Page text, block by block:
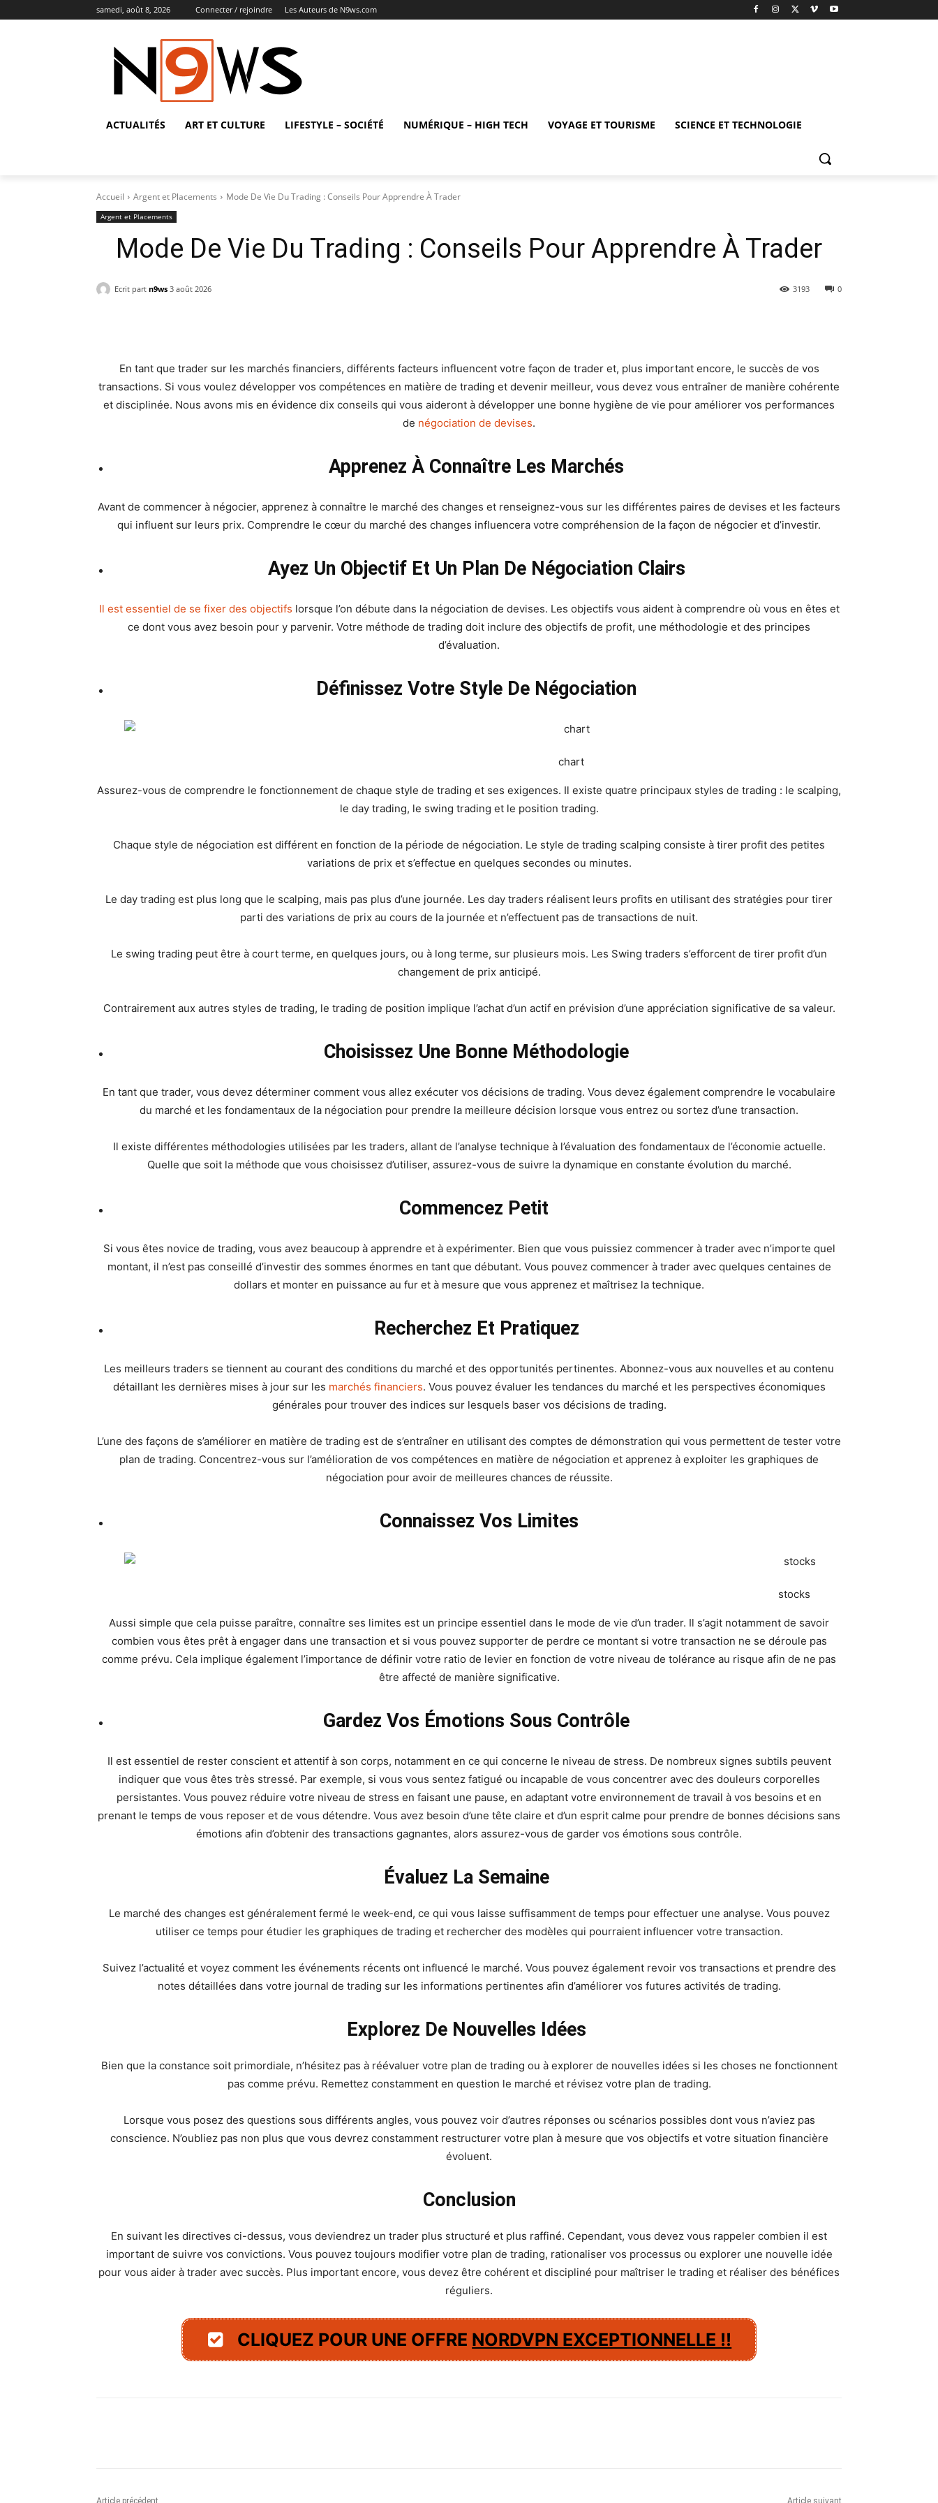
samedi, août 8, 2026 Connecter / rejoindre Les Auteurs de N9ws.com
ACTUALITÉS ART ET CULTURE LIFESTYLE – SOCIÉTÉ NUMÉRIQUE – HIGH TECH VOYAGE ET TOURISME SCIENCE ET TECHNOLOGIE
Accueil Argent et Placements Mode De Vie Du Trading : Conseils Pour Apprendre À Trader
Argent et Placements
Mode De Vie Du Trading : Conseils Pour Apprendre À Trader
Ecrit part n9ws 3 août 2026 0
3193
En tant que trader sur les marchés financiers, différents facteurs influencent votre façon de trader et, plus important encore, le succès de vos
transactions. Si vous voulez développer vos compétences en matière de trading et devenir meilleur, vous devez vous entraîner de manière cohérente
et disciplinée. Nous avons mis en évidence dix conseils qui vous aideront à développer une bonne hygiène de vie pour améliorer vos performances
de négociation de devises.
Apprenez À Connaître Les Marchés
Avant de commencer à négocier, apprenez à connaître le marché des changes et renseignez-vous sur les différentes paires de devises et les facteurs
qui influent sur leurs prix. Comprendre le cœur du marché des changes influencera votre compréhension de la façon de négocier et d’investir.
Ayez Un Objectif Et Un Plan De Négociation Clairs
Il est essentiel de se fixer des objectifs lorsque l’on débute dans la négociation de devises. Les objectifs vous aident à comprendre où vous en êtes et
ce dont vous avez besoin pour y parvenir. Votre méthode de trading doit inclure des objectifs de profit, une méthodologie et des principes
d’évaluation.
Définissez Votre Style De Négociation
chart
Assurez-vous de comprendre le fonctionnement de chaque style de trading et ses exigences. Il existe quatre principaux styles de trading : le scalping,
le day trading, le swing trading et le position trading.
Chaque style de négociation est différent en fonction de la période de négociation. Le style de trading scalping consiste à tirer profit des petites
variations de prix et s’effectue en quelques secondes ou minutes.
Le day trading est plus long que le scalping, mais pas plus d’une journée. Les day traders réalisent leurs profits en utilisant des stratégies pour tirer
parti des variations de prix au cours de la journée et n’effectuent pas de transactions de nuit.
Le swing trading peut être à court terme, en quelques jours, ou à long terme, sur plusieurs mois. Les Swing traders s’efforcent de tirer profit d’un
changement de prix anticipé.
Contrairement aux autres styles de trading, le trading de position implique l’achat d’un actif en prévision d’une appréciation significative de sa valeur.
Choisissez Une Bonne Méthodologie
En tant que trader, vous devez déterminer comment vous allez exécuter vos décisions de trading. Vous devez également comprendre le vocabulaire
du marché et les fondamentaux de la négociation pour prendre la meilleure décision lorsque vous entrez ou sortez d’une transaction.
Il existe différentes méthodologies utilisées par les traders, allant de l’analyse technique à l’évaluation des fondamentaux de l’économie actuelle.
Quelle que soit la méthode que vous choisissez d’utiliser, assurez-vous de suivre la dynamique en constante évolution du marché.
Commencez Petit
Si vous êtes novice de trading, vous avez beaucoup à apprendre et à expérimenter. Bien que vous puissiez commencer à trader avec n’importe quel
montant, il n’est pas conseillé d’investir des sommes énormes en tant que débutant. Vous pouvez commencer à trader avec quelques centaines de
dollars et monter en puissance au fur et à mesure que vous apprenez et maîtrisez la technique.
Recherchez Et Pratiquez
Les meilleurs traders se tiennent au courant des conditions du marché et des opportunités pertinentes. Abonnez-vous aux nouvelles et au contenu
détaillant les dernières mises à jour sur les marchés financiers. Vous pouvez évaluer les tendances du marché et les perspectives économiques
générales pour trouver des indices sur lesquels baser vos décisions de trading.
L’une des façons de s’améliorer en matière de trading est de s’entraîner en utilisant des comptes de démonstration qui vous permettent de tester votre
plan de trading. Concentrez-vous sur l’amélioration de vos compétences en matière de négociation et apprenez à exploiter les graphiques de
négociation pour avoir de meilleures chances de réussite.
Connaissez Vos Limites
stocks
Aussi simple que cela puisse paraître, connaître ses limites est un principe essentiel dans le mode de vie d’un trader. Il s’agit notamment de savoir
combien vous êtes prêt à engager dans une transaction et si vous pouvez supporter de perdre ce montant si votre transaction ne se déroule pas
comme prévu. Cela implique également l’importance de définir votre ratio de levier en fonction de votre niveau de tolérance au risque afin de ne pas
être affecté de manière significative.
Gardez Vos Émotions Sous Contrôle
Il est essentiel de rester conscient et attentif à son corps, notamment en ce qui concerne le niveau de stress. De nombreux signes subtils peuvent
indiquer que vous êtes très stressé. Par exemple, si vous vous sentez fatigué ou incapable de vous concentrer avec des douleurs corporelles
persistantes. Vous pouvez réduire votre niveau de stress en faisant une pause, en adaptant votre environnement de travail à vos besoins et en
prenant le temps de vous reposer et de vous détendre. Vous avez besoin d’une tête claire et d’un esprit calme pour prendre de bonnes décisions sans
émotions afin d’obtenir des transactions gagnantes, alors assurez-vous de garder vos émotions sous contrôle.
Évaluez La Semaine
Le marché des changes est généralement fermé le week-end, ce qui vous laisse suffisamment de temps pour effectuer une analyse. Vous pouvez
utiliser ce temps pour étudier les graphiques de trading et rechercher des modèles qui pourraient influencer votre transaction.
Suivez l’actualité et voyez comment les événements récents ont influencé le marché. Vous pouvez également revoir vos transactions et prendre des
notes détaillées dans votre journal de trading sur les informations pertinentes afin d’améliorer vos futures activités de trading.
Explorez De Nouvelles Idées
Bien que la constance soit primordiale, n’hésitez pas à réévaluer votre plan de trading ou à explorer de nouvelles idées si les choses ne fonctionnent
pas comme prévu. Remettez constamment en question le marché et révisez votre plan de trading.
Lorsque vous posez des questions sous différents angles, vous pouvez voir d’autres réponses ou scénarios possibles dont vous n’aviez pas
conscience. N’oubliez pas non plus que vous devrez constamment restructurer votre plan à mesure que vos objectifs et votre situation financière
évoluent.
Conclusion
En suivant les directives ci-dessus, vous deviendrez un trader plus structuré et plus raffiné. Cependant, vous devez vous rappeler combien il est
important de suivre vos convictions. Vous pouvez toujours modifier votre plan de trading, rationaliser vos processus ou explorer une nouvelle idée
pour vous aider à trader avec succès. Plus important encore, vous devez être cohérent et discipliné pour maîtriser le trading et réaliser des bénéfices
réguliers.
CLIQUEZ POUR UNE OFFRE NORDVPN EXCEPTIONNELLE !!
Article précédent Article suivant